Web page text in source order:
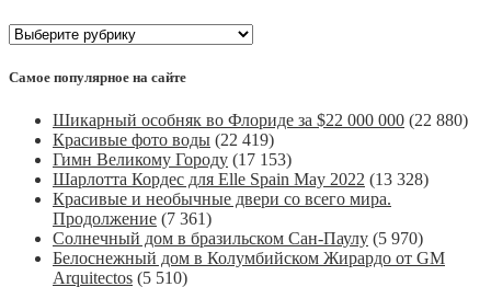
Рубрики
Самое популярное на сайте
Шикарный особняк во Флориде за $22 000 000 (22 880)
Красивые фото воды (22 419)
Гимн Великому Городу (17 153)
Шарлотта Кордес для Elle Spain May 2022 (13 328)
Красивые и необычные двери со всего мира.
Продолжение (7 361)
Солнечный дом в бразильском Сан-Паулу (5 970)
Белоснежный дом в Колумбийском Жирардо от GM
Arquitectos (5 510)